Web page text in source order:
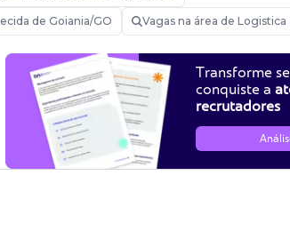
de Goiania/GO Vagas na área de Logistica
Transforme
conquiste a
recrutadores